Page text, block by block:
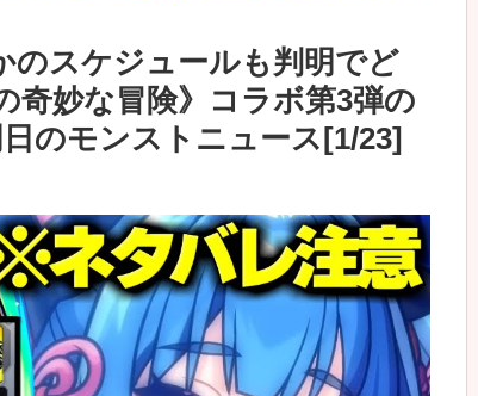
のスケジュールも判明でど
妙な冒険》コラボ第3弾の
のモンストニュース[1/23]